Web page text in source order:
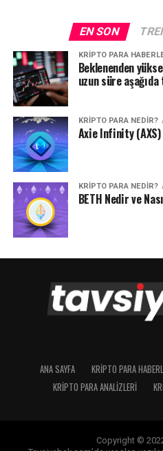
EN SON
KRIPTO PARA
Beklenenden
uzun süre
KRIPTO PARA NEDIR?
Axie Infinity
KRIPTO PARA NEDIR?
BETH Nedir ve
ANA SAYFA KRIPTO PARA
KRIPTO PARA ANALIZLERI
Copyright ©